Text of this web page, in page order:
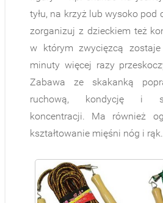
tyłu, na krzyż lub wysoko pod
zorganizuj z dzieckiem też
w którym zwycięzcą
minuty więcej razy
Zabawa ze skakanką
ruchową, kondycję i
koncentracji. Ma również
kształtowanie mięśni nóg i rąk.